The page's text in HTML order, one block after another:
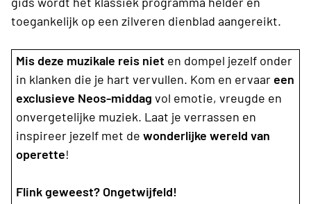
toegankelijk op een zilveren dienblad aangereikt.
Mis deze muzikale reis niet en dompel jezelf onder
in klanken die je hart vervullen. Kom en ervaar een
exclusieve Neos-middag vol emotie, vreugde en
onvergetelijke muziek. Laat je verrassen en
inspireer jezelf met de wonderlijke wereld van
operette!
Flink geweest? Ongetwijfeld!